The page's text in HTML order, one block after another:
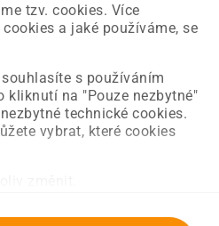
tzv. cookies. Více
a jaké používáme, se
s používáním
kliknutí na "Pouze nezbytné"
technické cookies.
vybrat, které cookies
straně a už ji opravujeme.
požadovanou stránku.
Úvodní strana